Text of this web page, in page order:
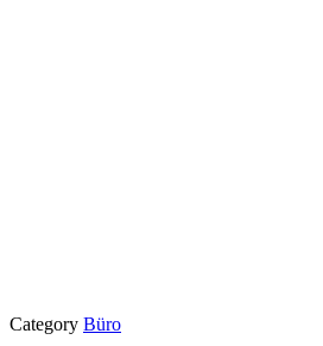
Category Büro